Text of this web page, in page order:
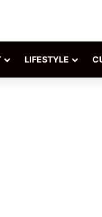
LIFESTYLE